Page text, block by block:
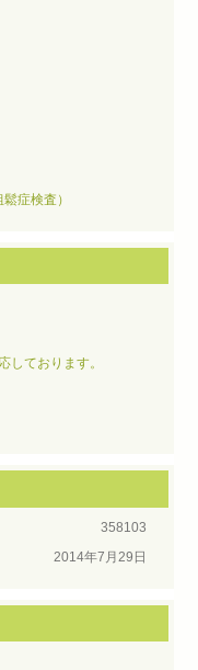
症検査）
しております。
358103
2014年7月29日